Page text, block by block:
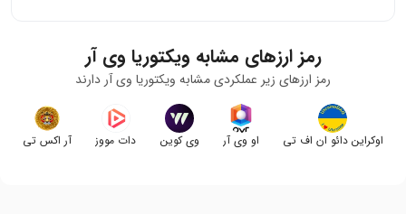
رمز ارزهای مشابه ویکتوریا وی آر
رمز ارزهای زیر عملکردی مشابه ویکتوریا وی آر دارند
اوکراین دائو ان اف تی او وی آر وی کوین دات مووز آر اکس تی